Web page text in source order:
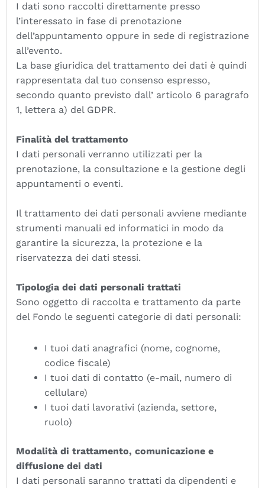
I dati sono raccolti direttamente presso
l’interessato in fase di prenotazione
dell’appuntamento oppure in sede di registrazione
all’evento.
La base giuridica del trattamento dei dati è quindi
rappresentata dal tuo consenso espresso,
secondo quanto previsto dall’ articolo 6 paragrafo
1, lettera a) del GDPR.
Finalità del trattamento
I dati personali verranno utilizzati per la
prenotazione, la consultazione e la gestione degli
appuntamenti o eventi.
Il trattamento dei dati personali avviene mediante
strumenti manuali ed informatici in modo da
garantire la sicurezza, la protezione e la
riservatezza dei dati stessi.
Tipologia dei dati personali trattati
Sono oggetto di raccolta e trattamento da parte
del Fondo le seguenti categorie di dati personali:
I tuoi dati anagrafici (nome, cognome,
codice fiscale)
I tuoi dati di contatto (e-mail, numero di
cellulare)
I tuoi dati lavorativi (azienda, settore,
ruolo)
Modalità di trattamento, comunicazione e
diffusione dei dati
I dati personali saranno trattati da dipendenti e